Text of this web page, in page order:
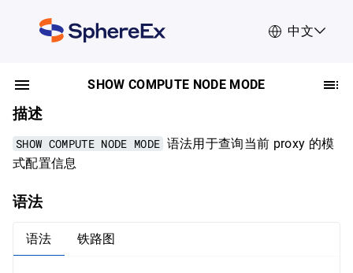
中文
SHOW COMPUTE NODE MODE
描述
SHOW COMPUTE NODE MODE 语法用于查询当前 proxy 的模
式配置信息
语法
语法 铁路图